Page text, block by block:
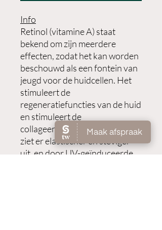
Info
Retinol (vitamine A) staat
bekend om zijn meerdere
effecten, zodat het kan worden
beschouwd als een fontein van
jeugd voor de huidcellen. Het
stimuleert de
regeneratiefuncties van de huid
en stimuleert de
collageenbiosynthese. De huid
ziet er elastischer en steviger
uit, en door UV-geïnduceerde